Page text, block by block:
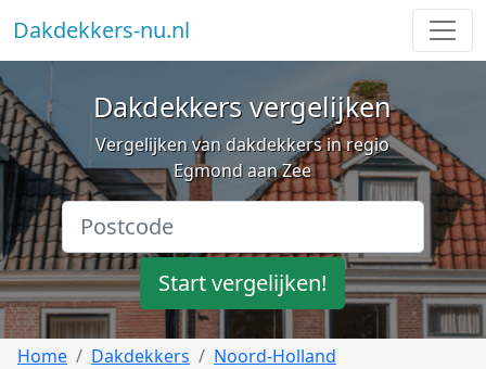
Dakdekkers-nu.nl
Dakdekkers vergelijken
Vergelijken van dakdekkers in regio
Egmond aan Zee
Start vergelijken!
Home Dakdekkers
Noord-Holland